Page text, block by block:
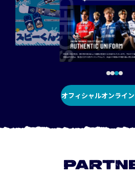
オフィシャルオンライ